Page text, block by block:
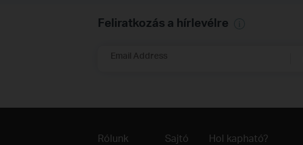
Feliratkozás a hírlevélre
Email Address
Rólunk Sajtó Hol kapható?